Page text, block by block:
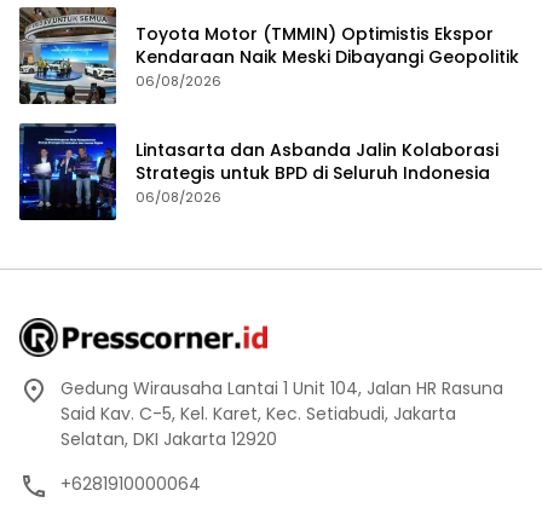
Toyota Motor (TMMIN) Optimistis Ekspor
Kendaraan Naik Meski Dibayangi Geopolitik
06/08/2026
Lintasarta dan Asbanda Jalin Kolaborasi
Strategis untuk BPD di Seluruh Indonesia
06/08/2026
Gedung Wirausaha Lantai 1 Unit 104, Jalan HR Rasuna
Said Kav. C-5, Kel. Karet, Kec. Setiabudi, Jakarta
Selatan, DKI Jakarta 12920
+6281910000064